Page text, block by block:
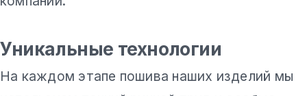
Уникальные технологии
На каждом этапе пошива наших изделий мы